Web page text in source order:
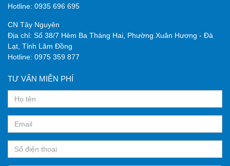
Hotline: 0935 696 695
CN Tây Nguyên
Địa chỉ: Số 38/7 Hẻm Ba Tháng Hai, Phường Xuân Hương - Đà
Lạt, Tỉnh Lâm Đồng
Hotline: 0975 359 877
TƯ VẤN MIỄN PHÍ